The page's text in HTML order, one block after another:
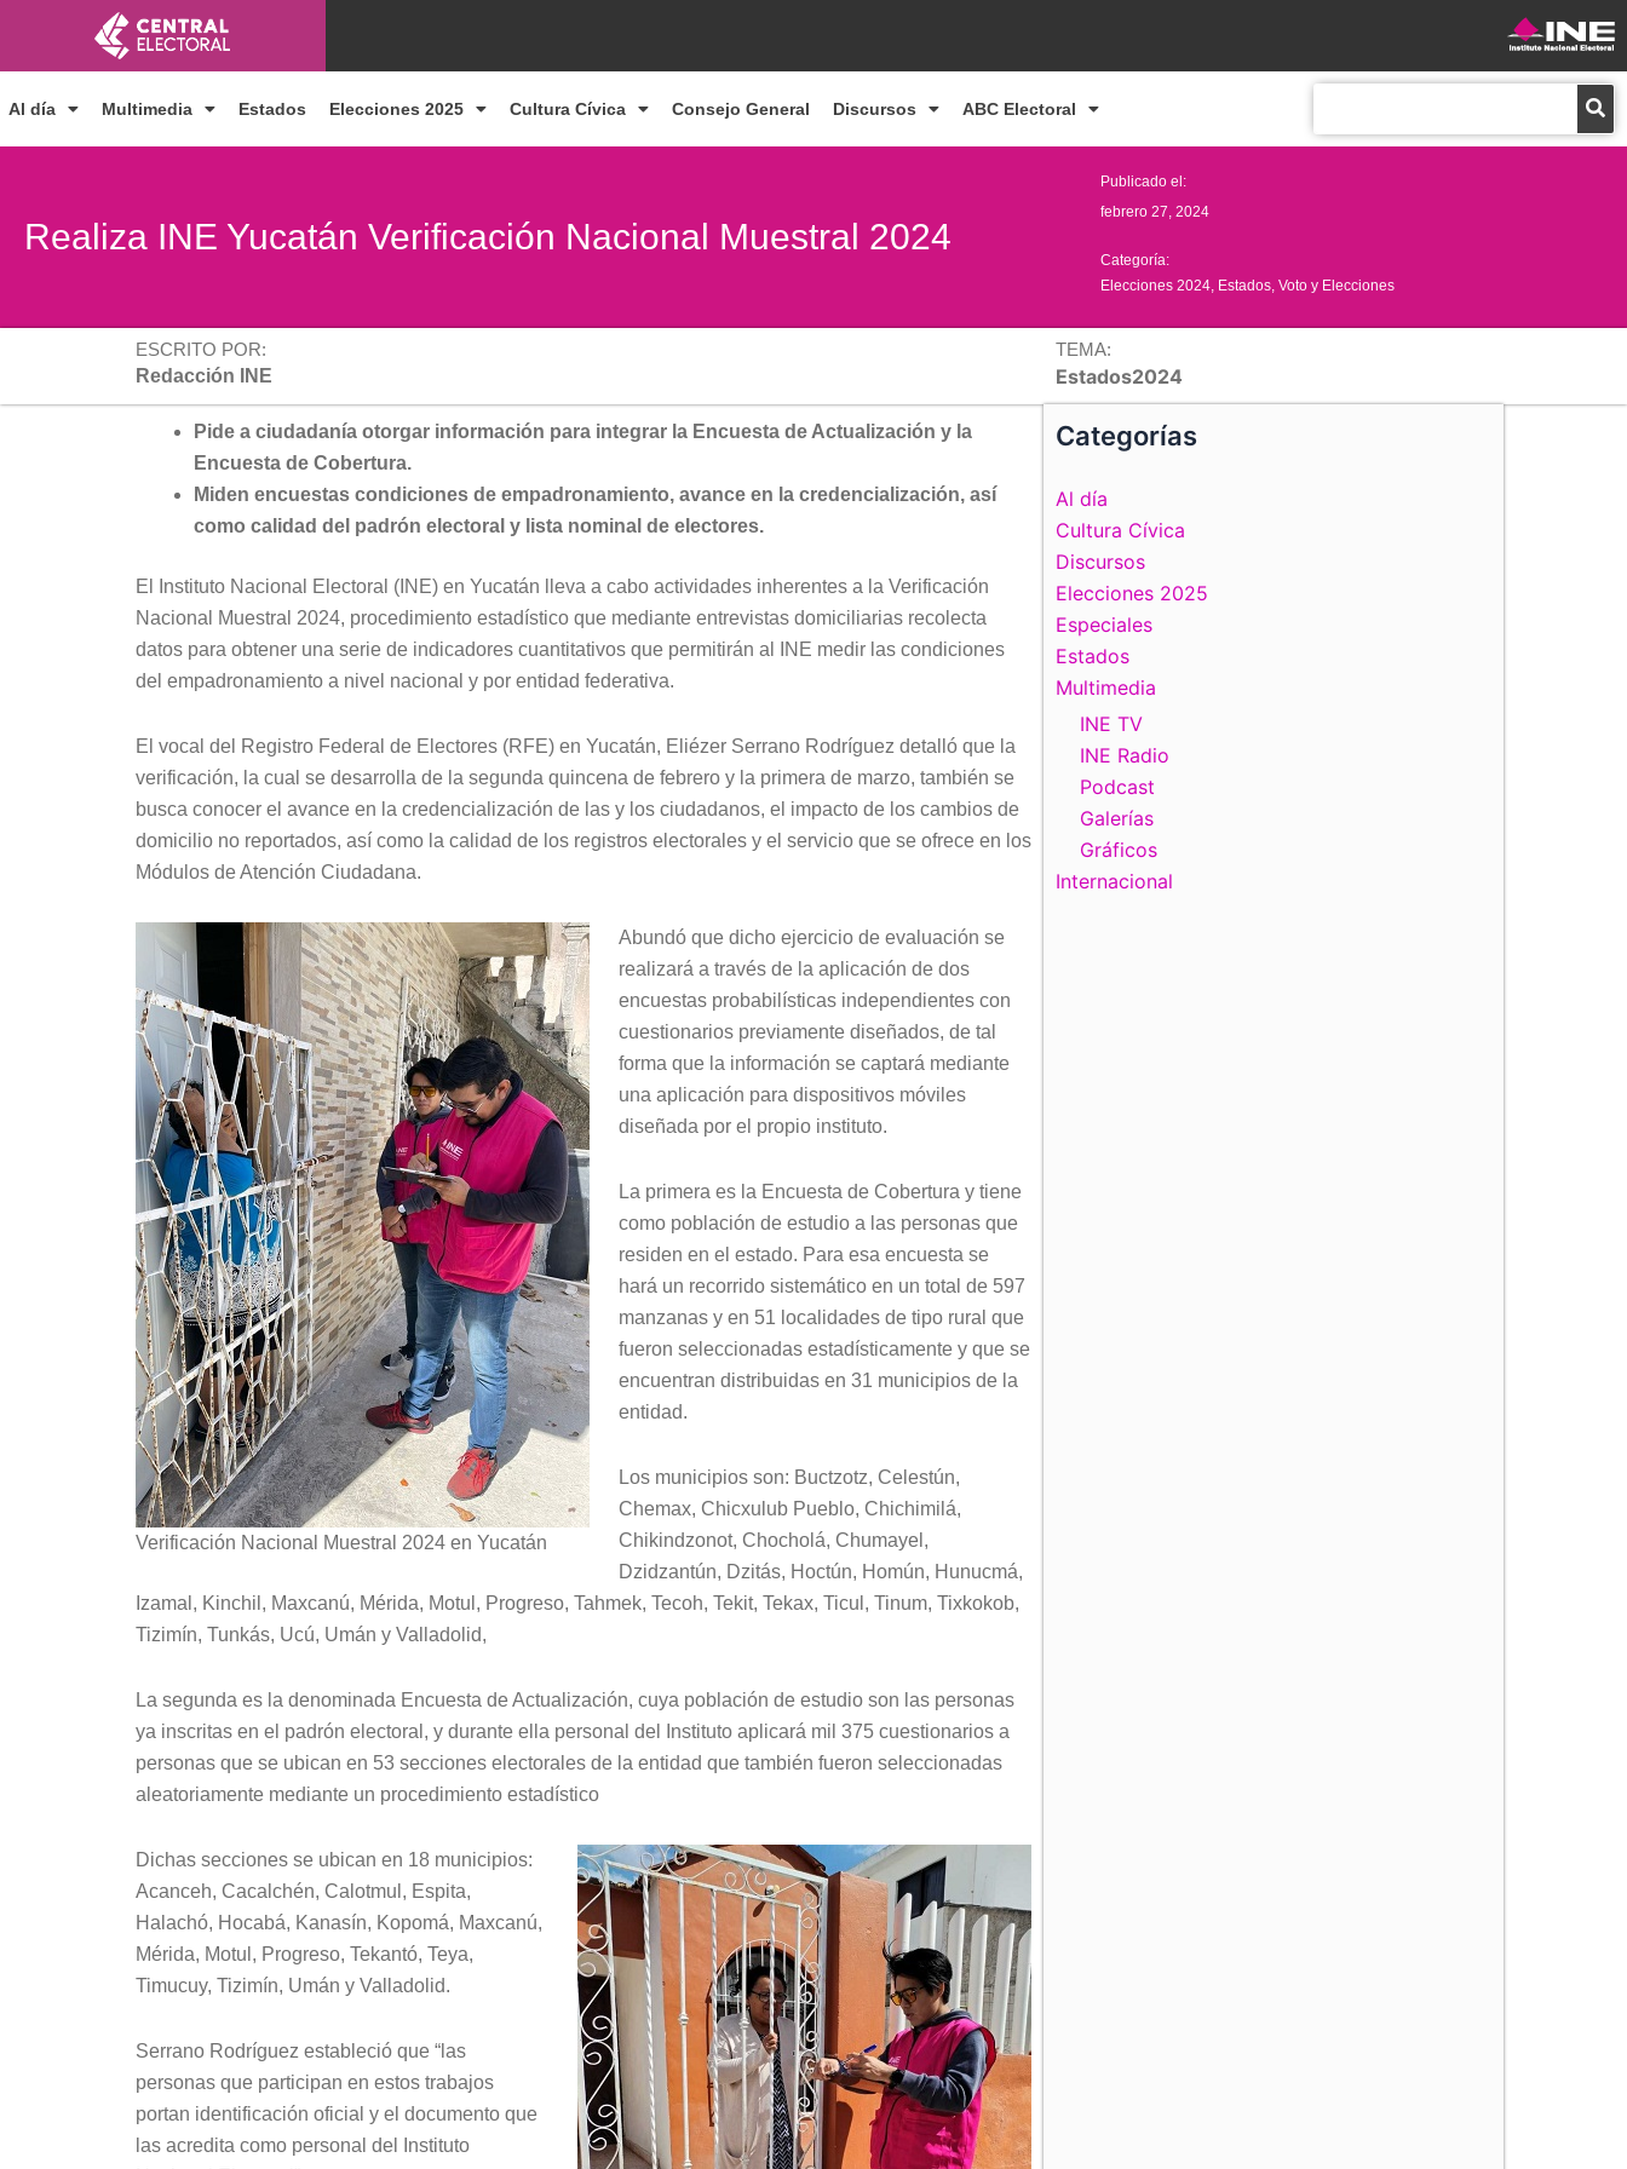
contenido
Al día Multimedia Estados Elecciones 2025 Cultura Cívica Consejo General Discursos ABC Electoral
Realiza INE Yucatán Verificación Nacional Muestral 2024
Publicado el:
febrero 27, 2024
Categoría:
Elecciones 2024 Estados ,Voto y Elecciones
ESCRITO POR:
Redacción INE
TEMA:
Estados2024
Pide a ciudadanía otorgar información para integrar la Encuesta de Actualización y la
Encuesta de Cobertura.
Miden encuestas condiciones de empadronamiento, avance en la credencialización, así
como calidad del padrón electoral y lista nominal de electores.
El Instituto Nacional Electoral (INE) en Yucatán lleva a cabo actividades inherentes a la Verificación
Nacional Muestral 2024, procedimiento estadístico que mediante entrevistas domiciliarias recolecta
datos para obtener una serie de indicadores cuantitativos que permitirán al INE medir las condiciones
del empadronamiento a nivel nacional y por entidad federativa.
El vocal del Registro Federal de Electores (RFE) en Yucatán, Eliézer Serrano Rodríguez detalló que la
verificación, la cual se desarrolla de la segunda quincena de febrero y la primera de marzo, también se
busca conocer el avance en la credencialización de las y los ciudadanos, el impacto de los cambios de
domicilio no reportados, así como la calidad de los registros electorales y el servicio que se ofrece en los
Módulos de Atención Ciudadana.
Verificación Nacional Muestral 2024 en Yucatán
Abundó que dicho ejercicio de evaluación se
realizará a través de la aplicación de dos
encuestas probabilísticas independientes con
cuestionarios previamente diseñados, de tal
forma que la información se captará mediante
una aplicación para dispositivos móviles
diseñada por el propio instituto.
La primera es la Encuesta de Cobertura y tiene
como población de estudio a las personas que
residen en el estado. Para esa encuesta se
hará un recorrido sistemático en un total de 597
manzanas y en 51 localidades de tipo rural que
fueron seleccionadas estadísticamente y que se
encuentran distribuidas en 31 municipios de la
entidad.
Los municipios son: Buctzotz, Celestún,
Chemax, Chicxulub Pueblo, Chichimilá,
Chikindzonot, Chocholá, Chumayel,
Dzidzantún, Dzitás, Hoctún, Homún, Hunucmá,
Izamal, Kinchil, Maxcanú, Mérida, Motul, Progreso, Tahmek, Tecoh, Tekit, Tekax, Ticul, Tinum, Tixkokob,
Tizimín, Tunkás, Ucú, Umán y Valladolid,
La segunda es la denominada Encuesta de Actualización, cuya población de estudio son las personas
ya inscritas en el padrón electoral, y durante ella personal del Instituto aplicará mil 375 cuestionarios a
personas que se ubican en 53 secciones electorales de la entidad que también fueron seleccionadas
aleatoriamente mediante un procedimiento estadístico
Dichas secciones se ubican en 18 municipios:
Acanceh, Cacalchén, Calotmul, Espita,
Halachó, Hocabá, Kanasín, Kopomá, Maxcanú,
Mérida, Motul, Progreso, Tekantó, Teya,
Timucuy, Tizimín, Umán y Valladolid.
Serrano Rodríguez estableció que “las
personas que participan en estos trabajos
portan identificación oficial y el documento que
las acredita como personal del Instituto
Categorías
Al día
Cultura Cívica
Discursos
Elecciones 2025
Especiales
Estados
Multimedia
INE TV
INE Radio
Podcast
Galerías
Gráficos
Internacional